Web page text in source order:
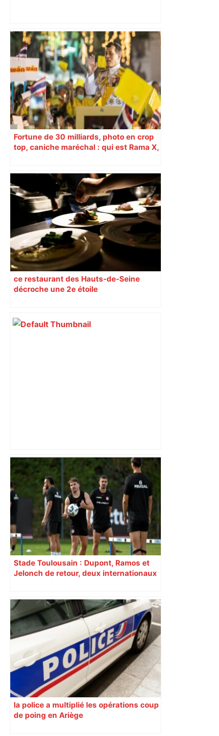
Fortune de 30 milliards, photo en crop
top, caniche maréchal : qui est Rama X,
ce restaurant des Hauts-de-Seine
décroche une 2e étoile
Municipales 2026 : Toulouse va-t-elle
enfin passer à gauche et en finir avec
son « anomalie » ? – L'Humanité
Stade Toulousain : Dupont, Ramos et
Jelonch de retour, deux internationaux
la police a multiplié les opérations coup
de poing en Ariège